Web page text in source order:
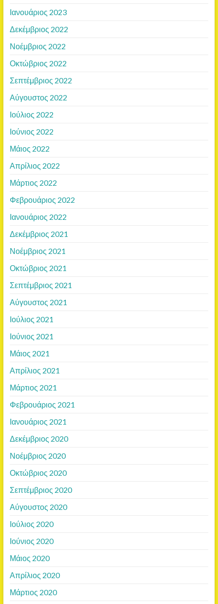
Ιανουάριος 2023
Δεκέμβριος 2022
Νοέμβριος 2022
Οκτώβριος 2022
Σεπτέμβριος 2022
Αύγουστος 2022
Ιούλιος 2022
Ιούνιος 2022
Μάιος 2022
Απρίλιος 2022
Μάρτιος 2022
Φεβρουάριος 2022
Ιανουάριος 2022
Δεκέμβριος 2021
Νοέμβριος 2021
Οκτώβριος 2021
Σεπτέμβριος 2021
Αύγουστος 2021
Ιούλιος 2021
Ιούνιος 2021
Μάιος 2021
Απρίλιος 2021
Μάρτιος 2021
Φεβρουάριος 2021
Ιανουάριος 2021
Δεκέμβριος 2020
Νοέμβριος 2020
Οκτώβριος 2020
Σεπτέμβριος 2020
Αύγουστος 2020
Ιούλιος 2020
Ιούνιος 2020
Μάιος 2020
Απρίλιος 2020
Μάρτιος 2020